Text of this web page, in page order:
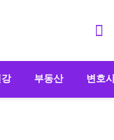
부동산 변호